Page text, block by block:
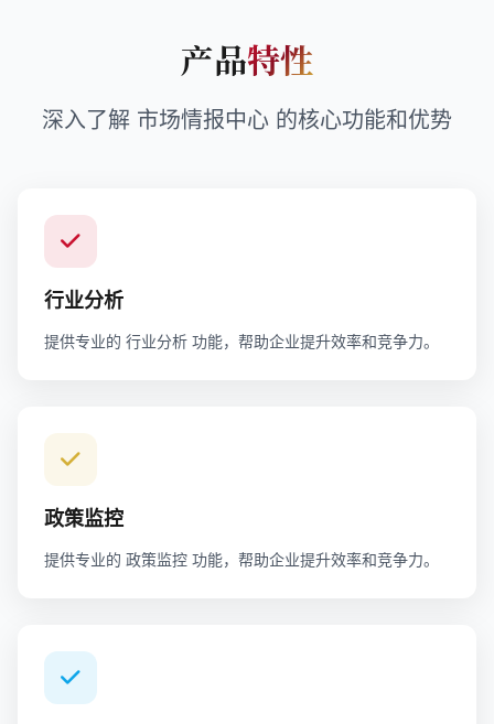
产品特性
深入了解 市场情报中心 的核心功能和优势
行业分析
提供专业的 行业分析 功能，帮助企业提升效率和竞争力。
政策监控
提供专业的 政策监控 功能，帮助企业提升效率和竞争力。